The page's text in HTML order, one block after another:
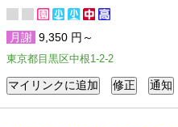
月謝 9,350 円～
東京都目黒区中根1-2-2